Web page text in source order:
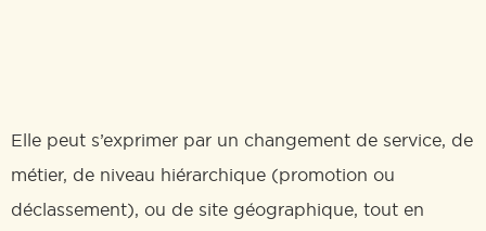
Elle peut s’exprimer par un changement de service, de
métier, de niveau hiérarchique (promotion ou
déclassement), ou de site géographique, tout en